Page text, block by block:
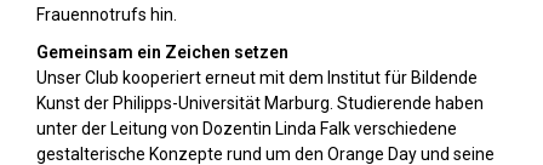
Frauennotrufs hin.
Gemeinsam ein Zeichen setzen
Unser Club kooperiert erneut mit dem Institut für Bildende
Kunst der Philipps-Universität Marburg. Studierende haben
unter der Leitung von Dozentin Linda Falk verschiedene
gestalterische Konzepte rund um den Orange Day und seine